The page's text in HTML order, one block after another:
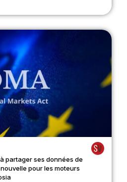
partager ses données de
pour les moteurs